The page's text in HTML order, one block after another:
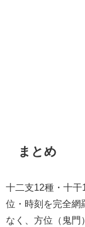
まとめ
十二支12種・十
位・時刻を完全網
なく、方位（鬼門